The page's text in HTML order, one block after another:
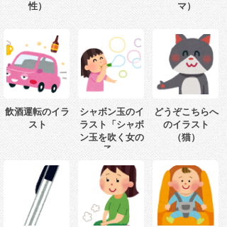
性）
マ）
飲酒運転のイラ
スト
シャボン玉のイ
ラスト「シャボ
ン玉を吹く女の
子」
どうぞこちらへ
のイラスト
（猫）